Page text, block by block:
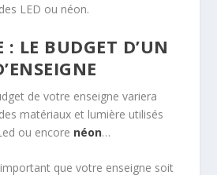
LED ou néon.
: LE BUDGET D’UN
de votre enseigne variera
matériaux et lumière utilisés
ou encore néon…
que votre enseigne soit